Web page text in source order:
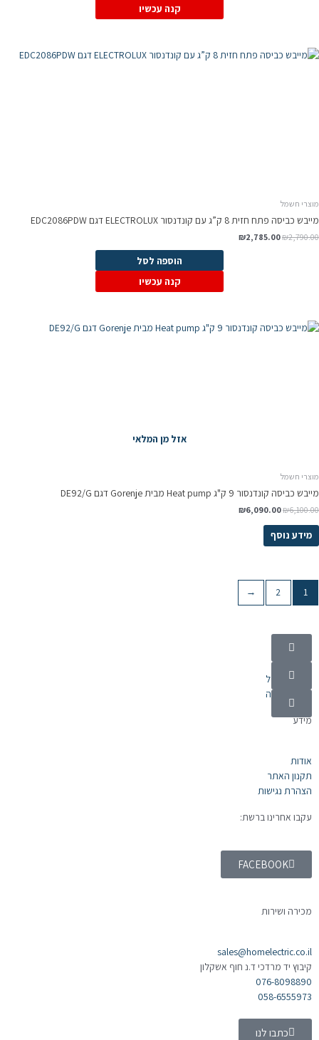
קנה עכשיו
מוצרי חשמל
מייבש כביסה פתח חזית 8 ק”ג עם קונדנסור ELECTROLUX דגם EDC2086PDW
₪2,790.00
₪2,785.00
הוספה לסל
קנה עכשיו
אזל מן המלאי
מוצרי חשמל
מייבש כביסה קונדנסור 9 ק"ג Heat pump מבית Gorenje דגם DE92/G
₪6,100.00
₪6,090.00
מידע נוסף
1
2
←
קטגוריות
מוצרי חשמל
אלקטרוניקה
מידע
אודות
תקנון האתר
הצהרת נגישות
עקבו אחרינו ברשת:
FACEBOOK
מכירה ושירות
sales@homelectric.co.il
קיבוץ יד מרדכי ד.נ חוף אשקלון
076-8098890
058-6555973
כתבו לנו